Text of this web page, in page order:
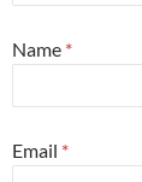
Name *
Email *